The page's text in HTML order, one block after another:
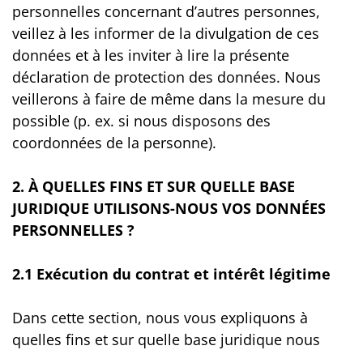
personnelles concernant d’autres personnes,
veillez à les informer de la divulgation de ces
données et à les inviter à lire la présente
déclaration de protection des données. Nous
veillerons à faire de même dans la mesure du
possible (p. ex. si nous disposons des
coordonnées de la personne).
2. À QUELLES FINS ET SUR QUELLE BASE
JURIDIQUE UTILISONS-NOUS VOS DONNÉES
PERSONNELLES ?
2.1 Exécution du contrat et intérêt légitime
Dans cette section, nous vous expliquons à
quelles fins et sur quelle base juridique nous